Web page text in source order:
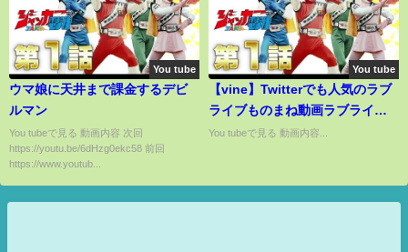
You tube
ウマ娘に天井まで課金するデビ
ルマン
You tubeで見る 動画内容 次回
https://youtu.be/6dHzg0ekc58 前回
https://www.youtub...
You tube
【vine】Twitterでも人気のラブ
ライブものまね動画ラブライバ
ーさん暴れないでね、、
You tubeで見る 動画内容...